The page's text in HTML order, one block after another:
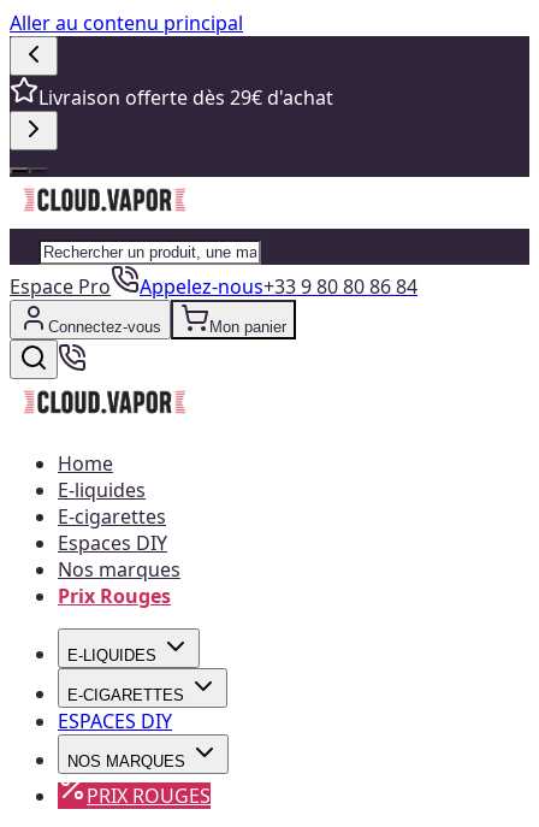
Aller au contenu principal
Livraison offerte dès 29€ d'achat
Espace Pro Appelez-nous+33 9 80 80 86 84
Connectez-vous Mon panier
Home
E-liquides
E-cigarettes
Espaces DIY
Nos marques
Prix Rouges
E-LIQUIDES
E-CIGARETTES
ESPACES DIY
NOS MARQUES
PRIX ROUGES